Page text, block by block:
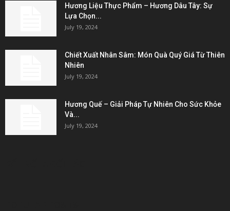
Hương Liệu Thực Phẩm – Hương Dâu Tây: Sự
Lựa Chọn...
July 19, 2024
Chiết Xuất Nhân Sâm: Món Quà Quý Giá Từ Thiên
Nhiên
July 19, 2024
Hương Quế – Giải Pháp Tự Nhiên Cho Sức Khỏe
Và...
July 19, 2024